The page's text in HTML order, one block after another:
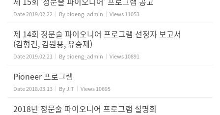
Date2019.02.22 Bybioeng_admin Views11053
제 14회 정문술 파이오니어 프로그램 선정자 보고서
(김형건, 김원용, 유승재)
Date2019.02.21 Bybioeng_admin Views10891
Pioneer 프로그램
Date2018.03.13 ByJIT Views10695
2018년 정문술 파이오니어 프로그램 설명회